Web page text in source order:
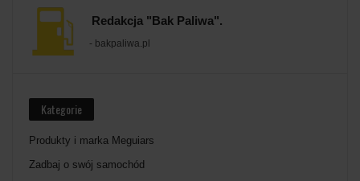
Redakcja "Bak Paliwa".
- bakpaliwa.pl
Kategorie
Produkty i marka Meguiars
Zadbaj o swój samochód